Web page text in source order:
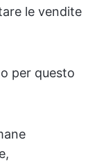
le vendite
per questo